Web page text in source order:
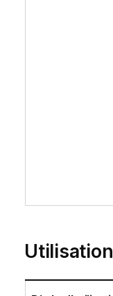
Utilisation